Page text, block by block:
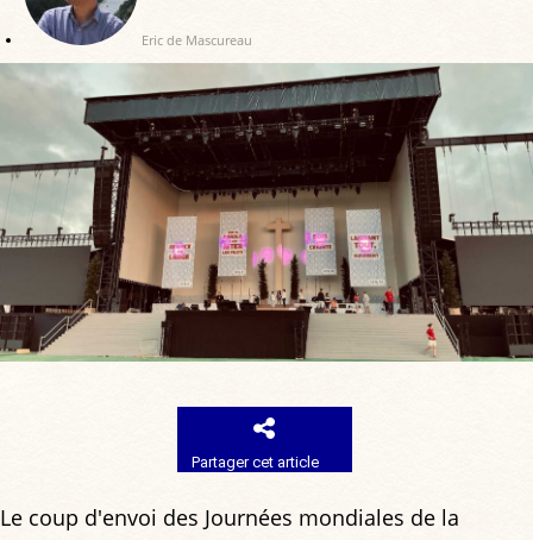
Eric de Mascureau
Partager cet article
Le coup d'envoi des Journées mondiales de la